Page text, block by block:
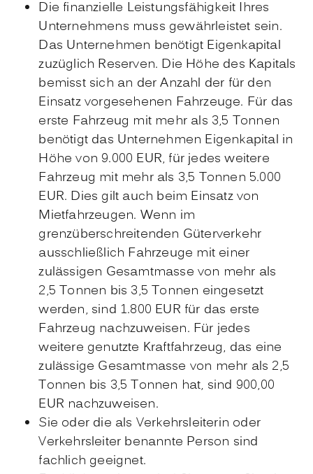
Die finanzielle Leistungsfähigkeit Ihres
Unternehmens muss gewährleistet sein.
Das Unternehmen benötigt Eigenkapital
zuzüglich Reserven. Die Höhe des Kapitals
bemisst sich an der Anzahl der für den
Einsatz vorgesehenen Fahrzeuge. Für das
erste Fahrzeug mit mehr als 3,5 Tonnen
benötigt das Unternehmen Eigenkapital in
Höhe von 9.000 EUR, für jedes weitere
Fahrzeug mit mehr als 3,5 Tonnen 5.000
EUR. Dies gilt auch beim Einsatz von
Mietfahrzeugen. Wenn im
grenzüberschreitenden Güterverkehr
ausschließlich Fahrzeuge mit einer
zulässigen Gesamtmasse von mehr als
2,5 Tonnen bis 3,5 Tonnen eingesetzt
werden, sind 1.800 EUR für das erste
Fahrzeug nachzuweisen. Für jedes
weitere genutzte Kraftfahrzeug, das eine
zulässige Gesamtmasse von mehr als 2,5
Tonnen bis 3,5 Tonnen hat, sind 900,00
EUR nachzuweisen.
Sie oder die als Verkehrsleiterin oder
Verkehrsleiter benannte Person sind
fachlich geeignet.